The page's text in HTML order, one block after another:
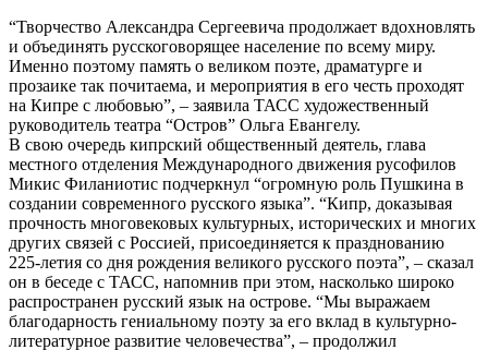
“Творчество Александра Сергеевича продолжает вдохновлять
и объединять русскоговорящее население по всему миру.
Именно поэтому память о великом поэте, драматурге и
прозаике так почитаема, и мероприятия в его честь проходят
на Кипре с любовью”, – заявила ТАСС художественный
руководитель театра “Остров” Ольга Евангелу.
В свою очередь кипрский общественный деятель, глава
местного отделения Международного движения русофилов
Микис Филаниотис подчеркнул “огромную роль Пушкина в
создании современного русского языка”. “Кипр, доказывая
прочность многовековых культурных, исторических и многих
других связей с Россией, присоединяется к празднованию
225-летия со дня рождения великого русского поэта”, – сказал
он в беседе с ТАСС, напомнив при этом, насколько широко
распространен русский язык на острове. “Мы выражаем
благодарность гениальному поэту за его вклад в культурно-
литературное развитие человечества”, – продолжил